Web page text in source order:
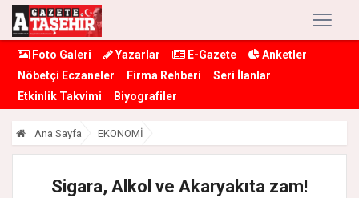
Foto Galeri Yazarlar E-Gazete
Anketler
Nöbetçi Eczaneler
Firma Rehberi
Seri İlanlar
Etkinlik Takvimi
Biyografiler
Ana Sayfa EKONOMİ
Sigara, Alkol ve Akaryakıta zam!